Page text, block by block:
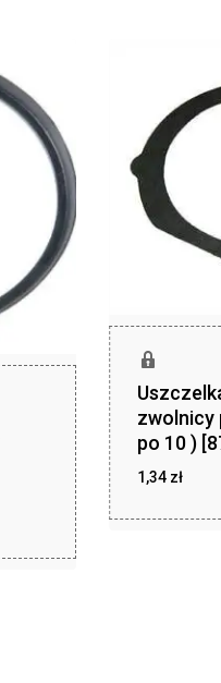
zwolnicy
po 10 )
1,34 zł